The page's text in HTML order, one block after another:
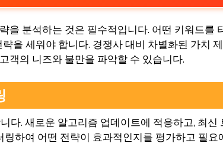
을 분석하는 것은 필수적입니다. 어떤 키워드
을 세워야 합니다. 경쟁사 대비 차별화된 가치
객의 니즈와 불만을 파악할 수 있습니다.
다. 새로운 알고리즘 업데이트에 적응하고, 최
하여 어떤 전략이 효과적인지를 평가하고 필